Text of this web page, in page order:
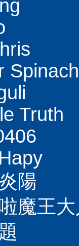
Spinach
Truth
陽
魔王